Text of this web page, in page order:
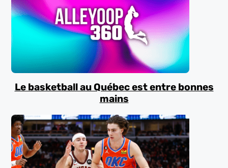
Le basketball au Québec est entre bonnes
mains